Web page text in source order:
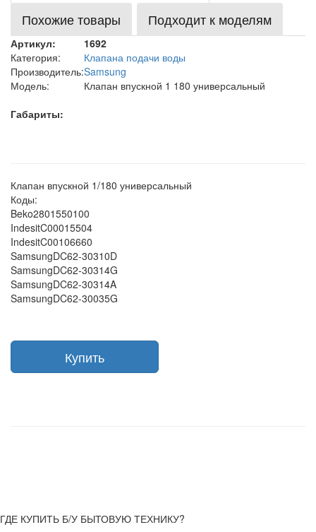
Похожие товары
Подходит к моделям
Артикул:
1692
Категория:
Клапана подачи воды
Производитель:Samsung
Модель:
Клапан впускной 1 180 универсальный
Габариты:
Клапан впускной 1/180 универсальный
Коды:
Beko2801550100
IndesitC00015504
IndesitC00106660
SamsungDC62-30310D
SamsungDC62-30314G
SamsungDC62-30314A
SamsungDC62-30035G
ГДЕ КУПИТЬ Б/У БЫТОВУЮ ТЕХНИКУ?